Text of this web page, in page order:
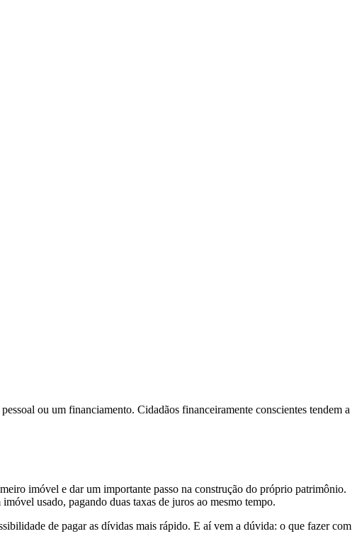
ou um financiamento. Cidadãos financeiramente conscientes tendem a
imóvel e dar um importante passo na construção do próprio patrimônio.
usado, pagando duas taxas de juros ao mesmo tempo.
de pagar as dívidas mais rápido. E aí vem a dúvida: o que fazer com